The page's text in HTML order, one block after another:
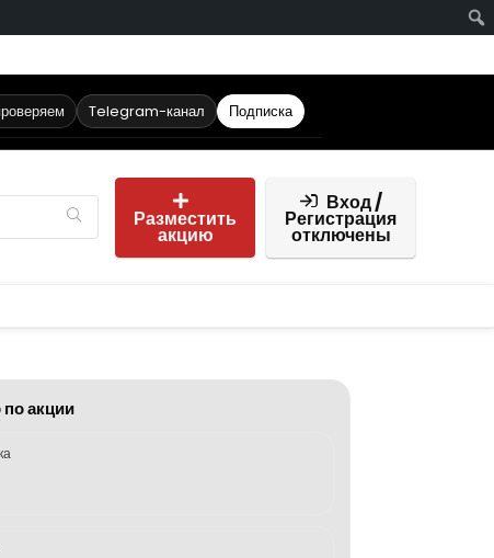
Telegram-канал Подписка
Разместить
акцию
Вход /
Регистрация
отключены
по акции